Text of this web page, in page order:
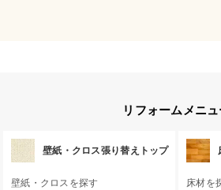
リフォームメニュ
壁紙・クロス張り替えトップ
壁紙・クロスを探す 床材を